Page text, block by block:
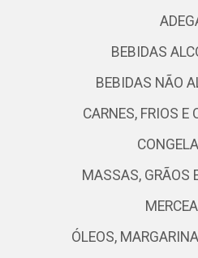
BEBIDAS
BEBIDAS NÃO
CARNES, FRIOS E
MASSAS, GRÃOS
ÓLEOS,